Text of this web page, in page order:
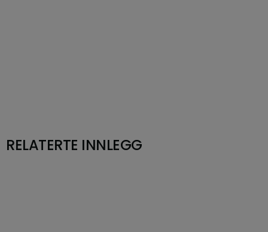
RELATERTE INNLEGG